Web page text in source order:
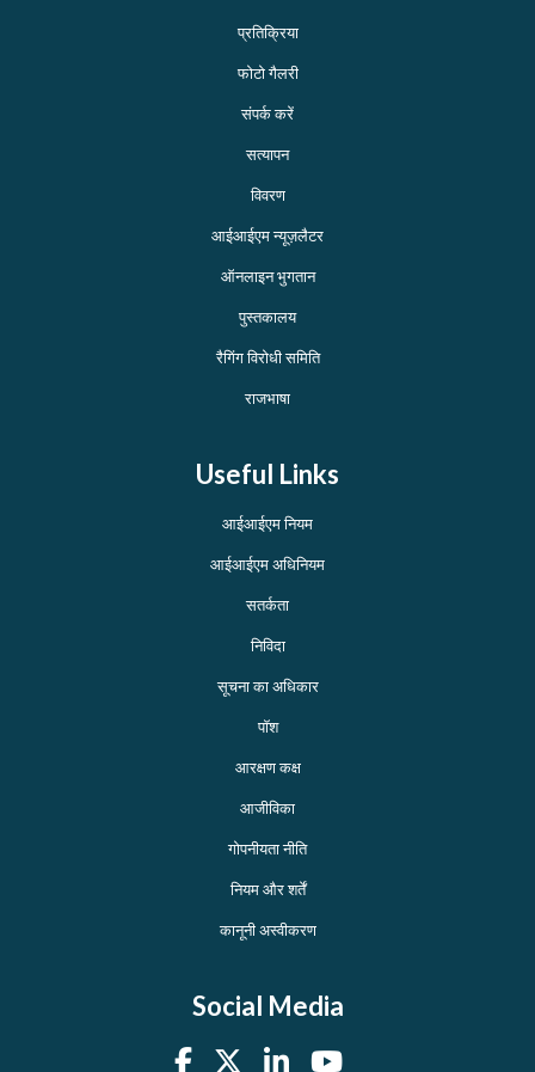
प्रतिक्रिया
फोटो गैलरी
संपर्क करें
सत्यापन
विवरण
आईआईएम न्यूज़लैटर
ऑनलाइन भुगतान
पुस्तकालय
रैगिंग विरोधी समिति
राजभाषा
Useful Links
आईआईएम नियम
आईआईएम अधिनियम
सतर्कता
निविदा
सूचना का अधिकार
पॉश
आरक्षण कक्ष
आजीविका
गोपनीयता नीति
नियम और शर्तें
कानूनी अस्वीकरण
Social Media